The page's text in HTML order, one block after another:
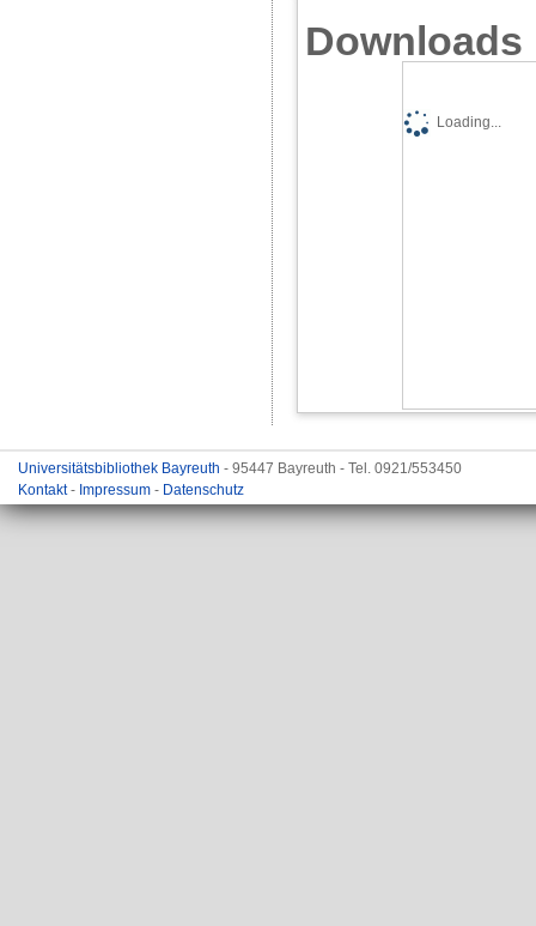
Downloads
Loading...
Universitätsbibliothek Bayreuth - 95447 Bayreuth - Tel. 0921/553450
Kontakt- Impressum - Datenschutz